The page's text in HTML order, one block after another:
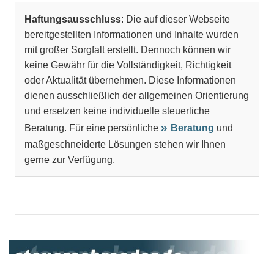
Haftungsausschluss: Die auf dieser Webseite
bereitgestellten Informationen und Inhalte wurden
mit großer Sorgfalt erstellt. Dennoch können wir
keine Gewähr für die Vollständigkeit, Richtigkeit
oder Aktualität übernehmen. Diese Informationen
dienen ausschließlich der allgemeinen Orientierung
und ersetzen keine individuelle steuerliche
Beratung. Für eine persönliche
Beratung und
maßgeschneiderte Lösungen stehen wir Ihnen
gerne zur Verfügung.